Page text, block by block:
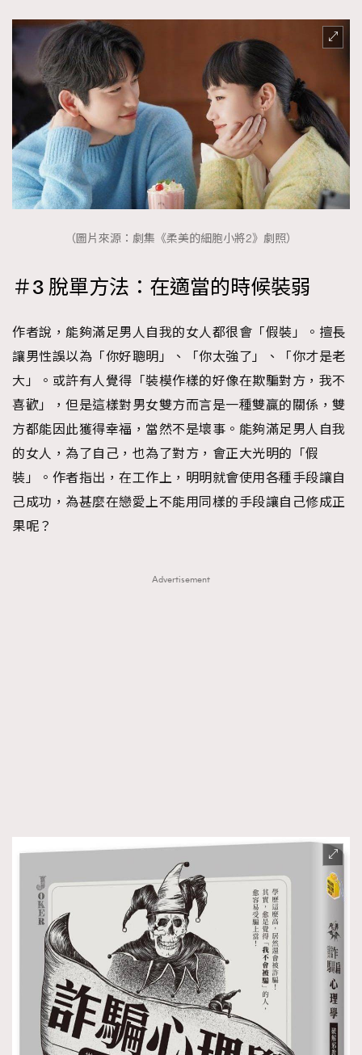
（圖片來源：劇集《柔美的細胞小將2》劇照）
＃3 脫單方法：在適當的時候裝弱
作者說，能夠滿足男人自我的女人都很會「假裝」。擅長
讓男性誤以為「你好聰明」、「你太強了」、「你才是老
大」。或許有人覺得「裝模作樣的好像在欺騙對方，我不
喜歡」，但是這樣對男女雙方而言是一種雙贏的關係，雙
方都能因此獲得幸福，當然不是壞事。能夠滿足男人自我
的女人，為了自己，也為了對方，會正大光明的「假
裝」。作者指出，在工作上，明明就會使用各種手段讓自
己成功，為甚麼在戀愛上不能用同樣的手段讓自己修成正
果呢？
Advertisement